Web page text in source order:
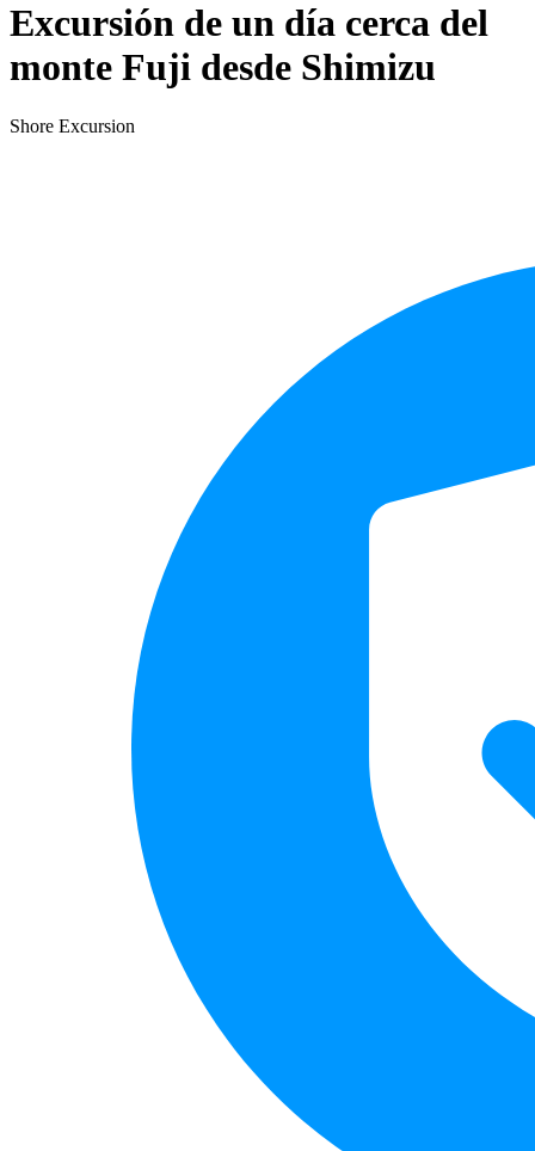
Excursión de un día cerca del
monte Fuji desde Shimizu
Shore Excursion